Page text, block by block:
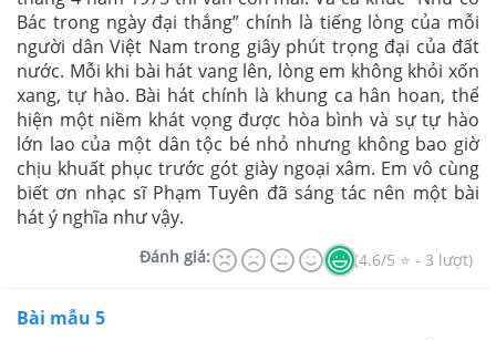
Bác trong ngày đại thắng” chính là tiếng lòng của mỗi
người dân Việt Nam trong giây phút trọng đại của đất
nước. Mỗi khi bài hát vang lên, lòng em không khỏi xốn
xang, tự hào. Bài hát chính là khung ca hân hoan, thể
hiện một niềm khát vọng được hòa bình và sự tự hào
lớn lao của một dân tộc bé nhỏ nhưng không bao giờ
chịu khuất phục trước gót giày ngoại xâm. Em vô cùng
biết ơn nhạc sĩ Phạm Tuyên đã sáng tác nên một bài
hát ý nghĩa như vậy.
Đánh giá: (4.6/5 ⭐ - 3 lượt)
Bài mẫu 5